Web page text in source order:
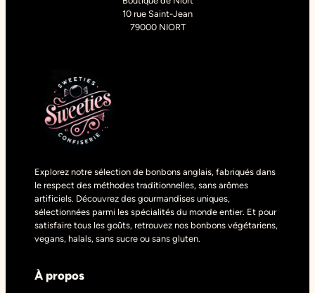
10 rue Saint-Jean
79000 NIORT
Explorez notre sélection de bonbons anglais, fabriqués dans
le respect des méthodes traditionnelles, sans arômes
artificiels. Découvrez des gourmandises uniques,
sélectionnées parmi les spécialités du monde entier. Et pour
satisfaire tous les goûts, retrouvez nos bonbons végétariens,
vegans, halals, sans sucre ou sans gluten.
À propos